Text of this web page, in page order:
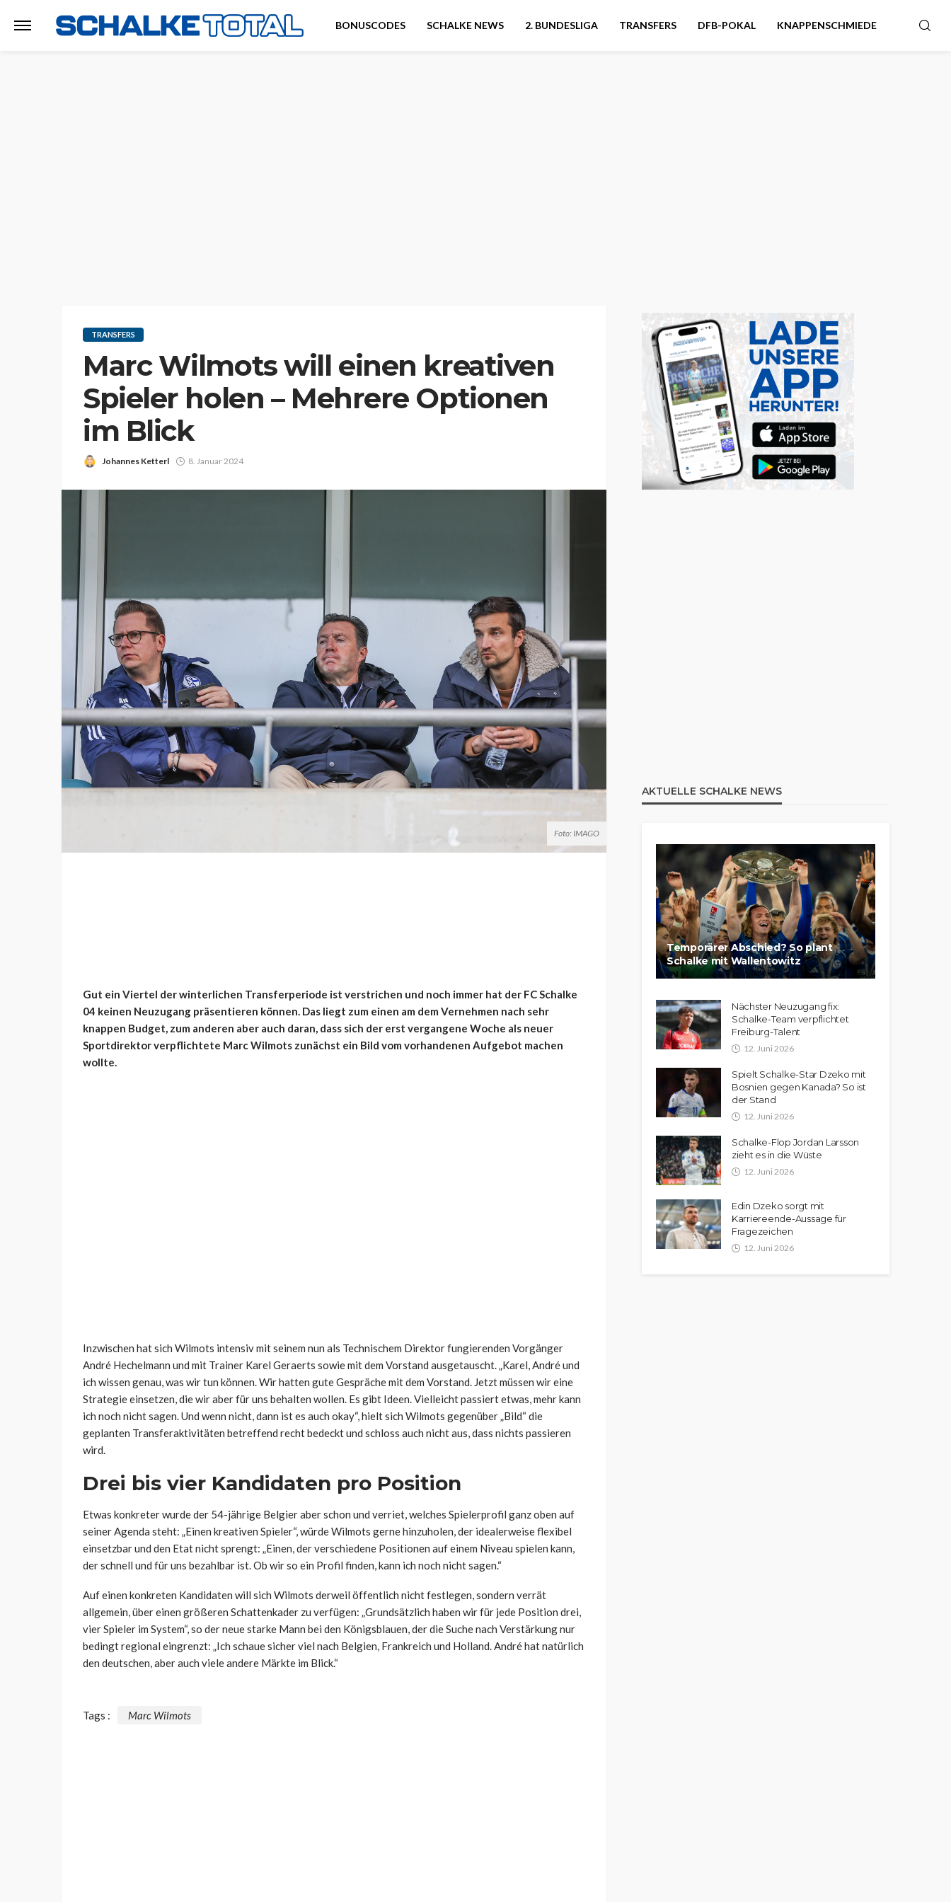
BONUSCODES SCHALKE NEWS 2. BUNDESLIGA TRANSFERS DFB-POKAL KNAPPENSCHMIEDE
TRANSFERS
Marc Wilmots will einen kreativen
Spieler holen – Mehrere Optionen
im Blick
Johannes Ketterl 8. Januar 2024
Foto: IMAGO
Gut ein Viertel der winterlichen Transferperiode ist verstrichen und noch immer hat der FC Schalke
04 keinen Neuzugang präsentieren können. Das liegt zum einen am dem Vernehmen nach sehr
knappen Budget, zum anderen aber auch daran, dass sich der erst vergangene Woche als neuer
Sportdirektor verpflichtete Marc Wilmots zunächst ein Bild vom vorhandenen Aufgebot machen
wollte.
Inzwischen hat sich Wilmots intensiv mit seinem nun als Technischem Direktor fungierenden Vorgänger
André Hechelmann und mit Trainer Karel Geraerts sowie mit dem Vorstand ausgetauscht. „Karel, André und
ich wissen genau, was wir tun können. Wir hatten gute Gespräche mit dem Vorstand. Jetzt müssen wir eine
Strategie einsetzen, die wir aber für uns behalten wollen. Es gibt Ideen. Vielleicht passiert etwas, mehr kann
ich noch nicht sagen. Und wenn nicht, dann ist es auch okay“, hielt sich Wilmots gegenüber „Bild“ die
geplanten Transferaktivitäten betreffend recht bedeckt und schloss auch nicht aus, dass nichts passieren
wird.
Drei bis vier Kandidaten pro Position
Etwas konkreter wurde der 54-jährige Belgier aber schon und verriet, welches Spielerprofil ganz oben auf
seiner Agenda steht: „Einen kreativen Spieler“, würde Wilmots gerne hinzuholen, der idealerweise flexibel
einsetzbar und den Etat nicht sprengt: „Einen, der verschiedene Positionen auf einem Niveau spielen kann,
der schnell und für uns bezahlbar ist. Ob wir so ein Profil finden, kann ich noch nicht sagen.“
Auf einen konkreten Kandidaten will sich Wilmots derweil öffentlich nicht festlegen, sondern verrät
allgemein, über einen größeren Schattenkader zu verfügen: „Grundsätzlich haben wir für jede Position drei,
vier Spieler im System“, so der neue starke Mann bei den Königsblauen, der die Suche nach Verstärkung nur
bedingt regional eingrenzt: „Ich schaue sicher viel nach Belgien, Frankreich und Holland. André hat natürlich
den deutschen, aber auch viele andere Märkte im Blick.“
Tags : Marc Wilmots
AKTUELLE SCHALKE NEWS
Temporärer Abschied? So plant
Schalke mit Wallentowitz
Nächster Neuzugang fix:
Schalke-Team verpflichtet
Freiburg-Talent
12. Juni 2026
Spielt Schalke-Star Dzeko mit
Bosnien gegen Kanada? So ist
der Stand
12. Juni 2026
Schalke-Flop Jordan Larsson
zieht es in die Wüste
12. Juni 2026
Edin Dzeko sorgt mit
Karriereende-Aussage für
Fragezeichen
12. Juni 2026